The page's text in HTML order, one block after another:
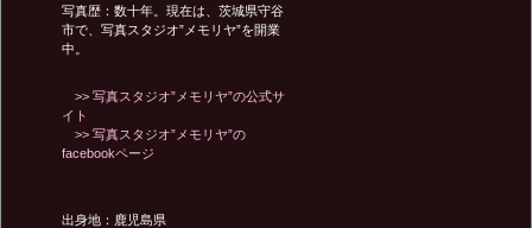
写真歴：数十年。現在は、茨城県守谷
市で、写真スタジオ”メモリヤ”を開業
中。
>> 写真スタジオ”メモリヤ”の公式サ
イト
>> 写真スタジオ”メモリヤ”の
facebookページ
出身地：鹿児島県